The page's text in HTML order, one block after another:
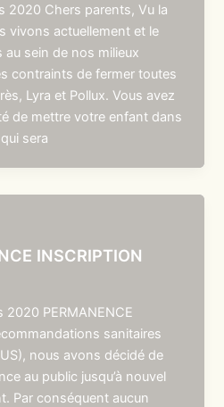
2020 Chers parents, Vu la
vivons actuellement et le
au sein de nos milieux
contraints de fermer toutes
Lyra et Pollux. Vous avez
de mettre votre enfant dans
sera
INSCRIPTION
2020 PERMANENCE
sanitaires
nous avons décidé de
au public jusqu’à nouvel
Par conséquent aucun